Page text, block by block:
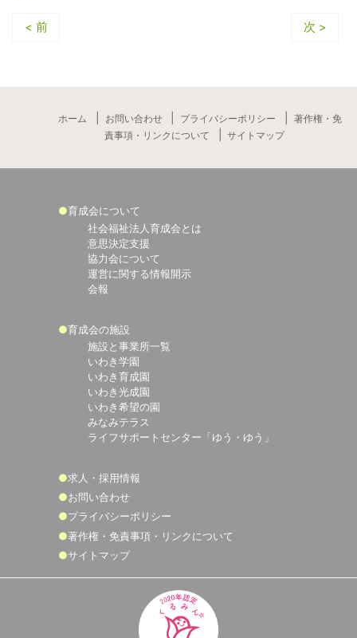
< 前 次 >
ホーム お問い合わせ プライバシーポリシー
著作権・免
責事項・リンクについて
サイトマップ
育成会について
社会福祉法人育成会とは
意思決定支援
協力会について
運営に関する情報開示
会報
育成会の施設
施設と事業所一覧
いわき学園
いわき育成園
いわき光成園
いわき希望の園
みなみテラス
ライフサポートセンター「ゆう・ゆう」
求人・採用情報
お問い合わせ
プライバシーポリシー
著作権・免責事項・リンクについて
サイトマップ